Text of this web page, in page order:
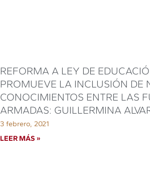
REFORMA A LEY DE
PROMUEVE LA INCLUSIÓN DE
CONOCIMIENTOS ENTRE LAS
ARMADAS: GUILLERMINA
3 febrero, 2021
LEER MÁS »